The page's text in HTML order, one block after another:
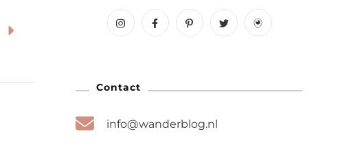
Contact
info@wanderblog.nl